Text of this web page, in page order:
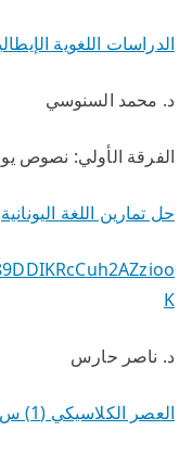
الدراسات اللغوية
د. محمد السنوسي
الفرقة الأولي: نصوص
حل تمارين اللغة اليونانية
K
د. ناصر حارس
العصر الكلاسيكي (1) س3 إنجليزي